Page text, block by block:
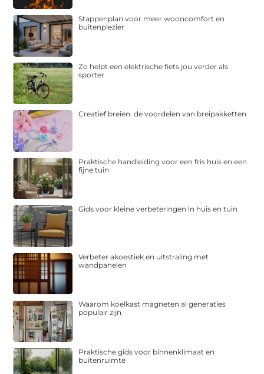
Stappenplan voor meer wooncomfort en
buitenplezier
Zo helpt een elektrische fiets jou verder als
sporter
Creatief breien: de voordelen van breipakketten
Praktische handleiding voor een fris huis en een
fijne tuin
Gids voor kleine verbeteringen in huis en tuin
Verbeter akoestiek en uitstraling met
wandpanelen
Waarom koelkast magneten al generaties
populair zijn
Praktische gids voor binnenklimaat en
buitenruimte